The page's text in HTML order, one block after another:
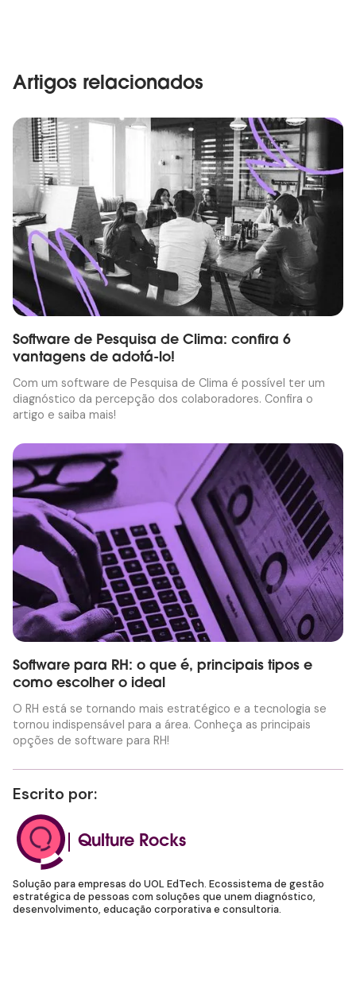
Artigos relacionados
Software de Pesquisa de Clima: confira 6
vantagens de adotá-lo!
Com um software de Pesquisa de Clima é possível ter um
diagnóstico da percepção dos colaboradores. Confira o
artigo e saiba mais!
Software para RH: o que é, principais tipos e
como escolher o ideal
O RH está se tornando mais estratégico e a tecnologia se
tornou indispensável para a área. Conheça as principais
opções de software para RH!
Escrito por:
Qulture Rocks
Solução para empresas do UOL EdTech. Ecossistema de gestão
estratégica de pessoas com soluções que unem diagnóstico,
desenvolvimento, educação corporativa e consultoria.